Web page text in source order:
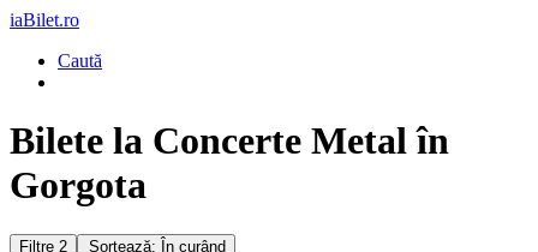
iaBilet.ro
Caută
Bilete la Concerte Metal în
Gorgota
Filtre 2
Sortează: În curând